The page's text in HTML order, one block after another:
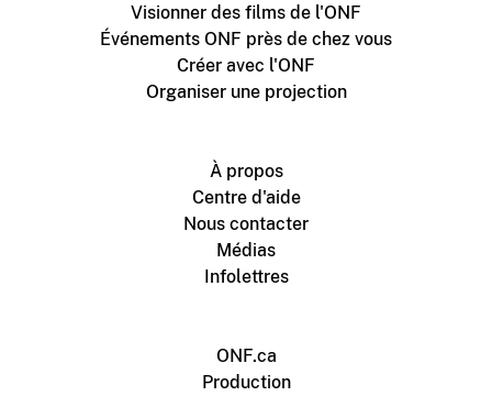
Visionner des films de l'ONF
Événements ONF près de chez vous
Créer avec l'ONF
Organiser une projection
À propos
Centre d'aide
Nous contacter
Médias
Infolettres
ONF.ca
Production